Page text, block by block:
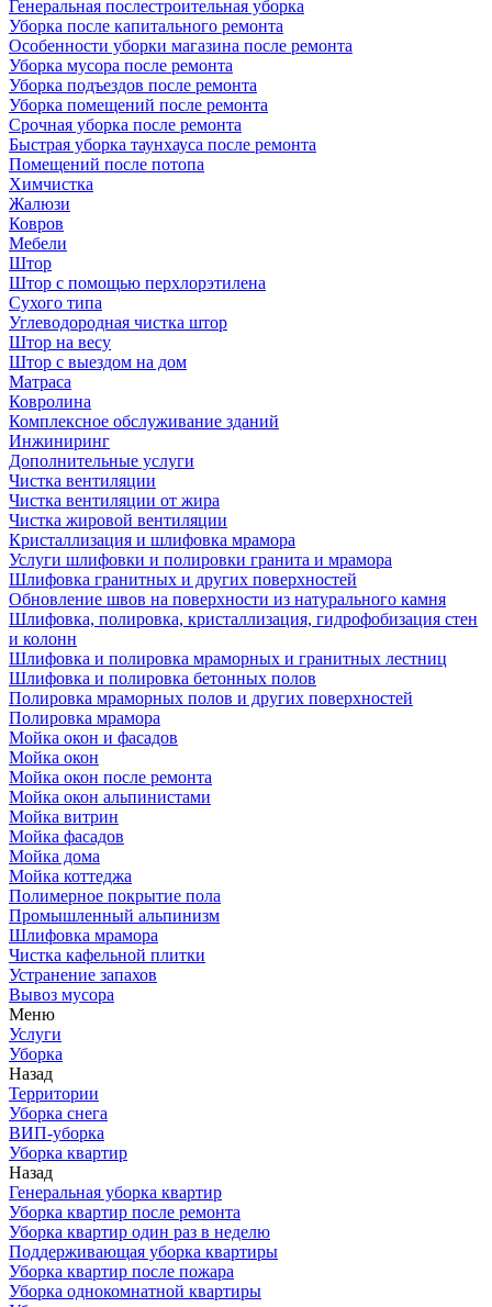
Генеральная послестроительная уборка
Уборка после капитального ремонта
Особенности уборки магазина после ремонта
Уборка мусора после ремонта
Уборка подъездов после ремонта
Уборка помещений после ремонта
Срочная уборка после ремонта
Быстрая уборка таунхауса после ремонта
Помещений после потопа
Химчистка
Жалюзи
Ковров
Мебели
Штор
Штор с помощью перхлорэтилена
Сухого типа
Углеводородная чистка штор
Штор на весу
Штор с выездом на дом
Матраса
Ковролина
Комплексное обслуживание зданий
Инжиниринг
Дополнительные услуги
Чистка вентиляции
Чистка вентиляции от жира
Чистка жировой вентиляции
Кристаллизация и шлифовка мрамора
Услуги шлифовки и полировки гранита и мрамора
Шлифовка гранитных и других поверхностей
Обновление швов на поверхности из натурального камня
Шлифовка, полировка, кристаллизация, гидрофобизация стен
и колонн
Шлифовка и полировка мраморных и гранитных лестниц
Шлифовка и полировка бетонных полов
Полировка мраморных полов и других поверхностей
Полировка мрамора
Мойка окон и фасадов
Мойка окон
Мойка окон после ремонта
Мойка окон альпинистами
Мойка витрин
Мойка фасадов
Мойка дома
Мойка коттеджа
Полимерное покрытие пола
Промышленный альпинизм
Шлифовка мрамора
Чистка кафельной плитки
Устранение запахов
Вывоз мусора
Меню
Услуги
Уборка
Назад
Территории
Уборка снега
ВИП-уборка
Уборка квартир
Назад
Генеральная уборка квартир
Уборка квартир после ремонта
Уборка квартир один раз в неделю
Поддерживающая уборка квартиры
Уборка квартир после пожара
Уборка однокомнатной квартиры